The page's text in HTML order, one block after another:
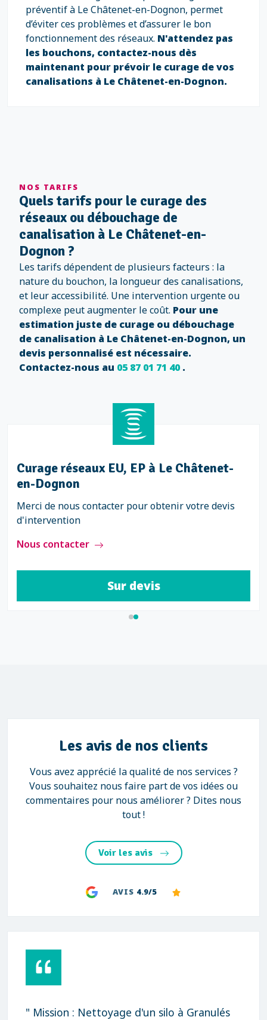
préventif à Le Châtenet-en-Dognon, permet
d’éviter ces problèmes et d’assurer le bon
fonctionnement des réseaux. N'attendez pas
les bouchons, contactez-nous dès
maintenant pour prévoir le curage de vos
canalisations à Le Châtenet-en-Dognon.
NOS TARIFS
Quels tarifs pour le curage des
réseaux ou débouchage de
canalisation à Le Châtenet-en-
Dognon ?
Les tarifs dépendent de plusieurs facteurs : la
nature du bouchon, la longueur des canalisations,
et leur accessibilité. Une intervention urgente ou
complexe peut augmenter le coût. Pour une
estimation juste de curage ou débouchage
de canalisation à Le Châtenet-en-Dognon, un
devis personnalisé est nécessaire.
Contactez-nous au 05 87 01 71 40.
Curage réseaux EU, EP à Le Châtenet-
en-Dognon
Merci de nous contacter pour obtenir votre devis
d'intervention
Nous contacter
Sur devis
Les avis de nos clients
Vous avez apprécié la qualité de nos services ?
Vous souhaitez nous faire part de vos idées ou
commentaires pour nous améliorer ? Dites nous
tout !
Voir les avis
AVIS 4.9/5
" Mission : Nettoyage d'un silo à Granulés